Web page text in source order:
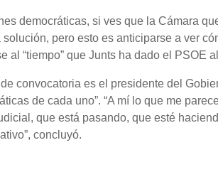
democráticas, si ves que la Cámara
pero esto es anticiparse a ver
al “tiempo” que Junts ha dado el PSOE
convocatoria es el presidente del
de cada uno”. “A mí lo que me
que está pasando, que esté
concluyó.